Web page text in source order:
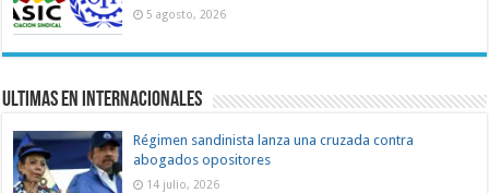
5 agosto, 2026
Ultimas en Internacionales
Régimen sandinista lanza una cruzada contra
abogados opositores
14 julio, 2026